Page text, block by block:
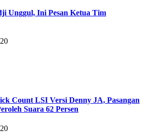
Unggul, Ini Pesan Ketua Tim
Count LSI Versi Denny JA, Pasangan
Suara 62 Persen